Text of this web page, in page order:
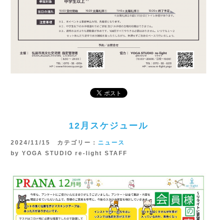
12月スケジュール
2024/11/15 カテゴリー： ニュース
by YOGA STUDIO re-light STAFF